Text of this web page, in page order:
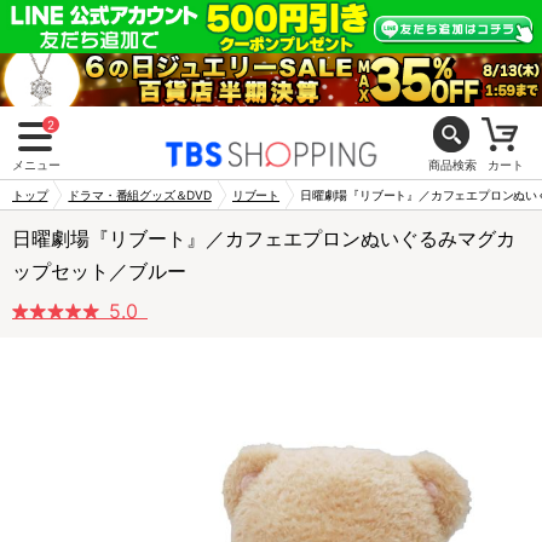
2
メニュー 商品検索 カート
トップ ドラマ・番組グッズ＆DVD リブート 日曜劇場『リブート』／カフェエプロンぬ
日曜劇場『リブート』／カフェエプロンぬいぐるみマグカ
ップセット／ブルー
5.0